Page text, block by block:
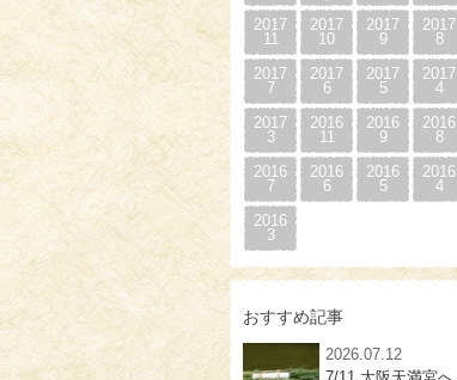
2017
11
2017
10
2017
9
2017
8
2017
7
2017
6
2017
5
2017
4
2017
3
2016
11
2016
9
2016
8
2016
7
2016
6
2016
5
2016
4
2016
3
おすすめ記事
2026.07.12